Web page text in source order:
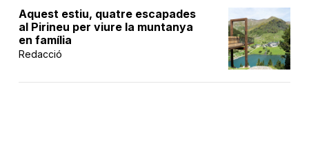
Aquest estiu, quatre escapades
al Pirineu per viure la muntanya
en família
Redacció